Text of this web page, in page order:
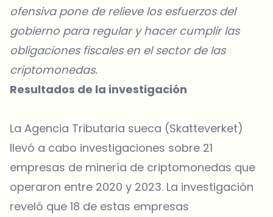
ofensiva pone de relieve los esfuerzos del
gobierno para regular y hacer cumplir las
obligaciones fiscales en el sector de las
criptomonedas.
Resultados de la investigación
La Agencia Tributaria sueca (Skatteverket)
llevó a cabo investigaciones sobre 21
empresas de minería de criptomonedas que
operaron entre 2020 y 2023. La investigación
reveló que 18 de estas empresas